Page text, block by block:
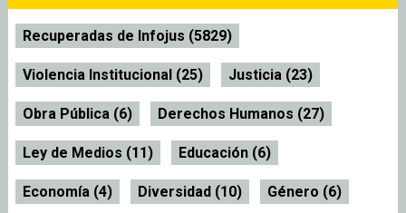
Recuperadas de Infojus (5829)
Violencia Institucional (25) Justicia (23)
Obra Pública (6) Derechos Humanos (27)
Ley de Medios (11) Educación (6)
Economía (4) Diversidad (10) Género (6)